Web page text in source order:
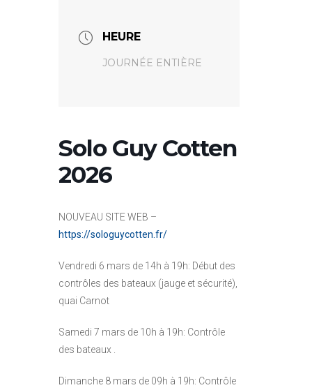
HEURE
JOURNÉE ENTIÈRE
Solo Guy Cotten
2026
NOUVEAU SITE WEB –
https://sologuycotten.fr/
Vendredi 6 mars de 14h à 19h: Début des
contrôles des bateaux (jauge et sécurité),
quai Carnot
Samedi 7 mars de 10h à 19h: Contrôle
des bateaux .
Dimanche 8 mars de 09h à 19h: Contrôle